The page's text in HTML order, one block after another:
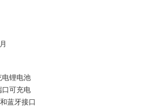
锂电池
口可充电
蓝牙接口